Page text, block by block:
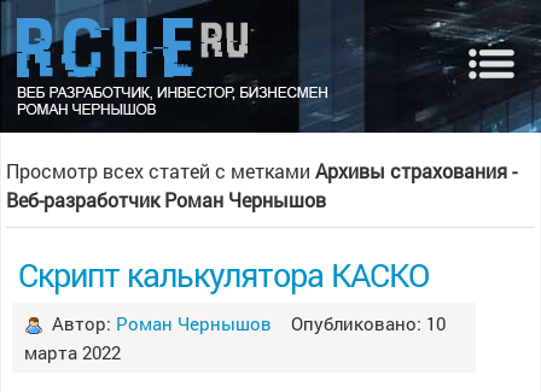
Просмотр всех статей с меткамиАрхивы страхования -
Веб-разработчик Роман Чернышов
Скрипт калькулятора КАСКО
Автор: Роман Чернышов Опубликовано: 10
марта 2022